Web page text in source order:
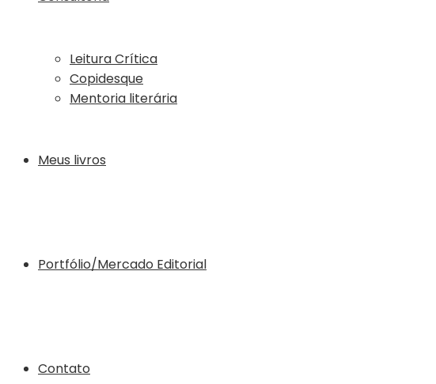
Leitura Crítica
Copidesque
Mentoria literária
Meus livros
Portfólio/Mercado Editorial
Contato